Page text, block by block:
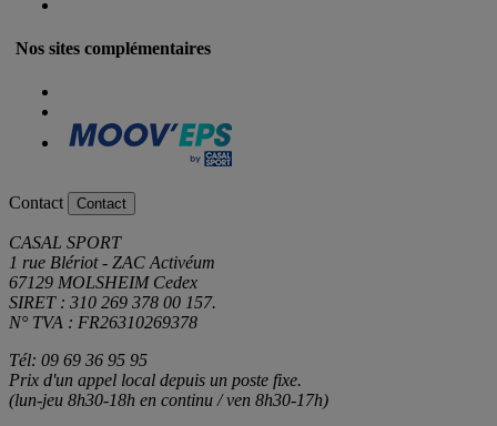
Nos sites complémentaires
Contact Contact
CASAL SPORT
1 rue Blériot - ZAC Activéum
67129 MOLSHEIM Cedex
SIRET : 310 269 378 00 157.
N° TVA : FR26310269378
Tél: 09 69 36 95 95
Prix d'un appel local depuis un poste fixe.
(lun-jeu 8h30-18h en continu / ven 8h30-17h)